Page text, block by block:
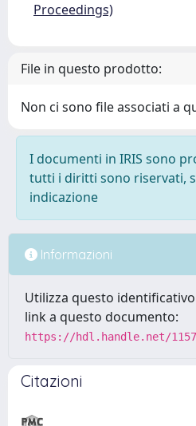
Proceedings)
File in questo prodotto:
Non ci sono file associati a
I documenti in IRIS sono
tutti i diritti sono riservati,
indicazione
Informazioni
Utilizza questo
link a questo documento:
https://hdl.handle.net/
Citazioni